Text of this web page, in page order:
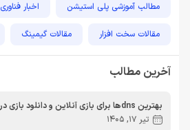
مطالب آموزشی پلی استیشن اخبار فناوری
مقالات سخت افزار مقالات گیمینگ
مطالب آموزشی ایکس باکس
آخرین مطالب
بهترین dnsها برای بازی آنلاین و دانلود بازی در سال 2026
تیر 17, 1405